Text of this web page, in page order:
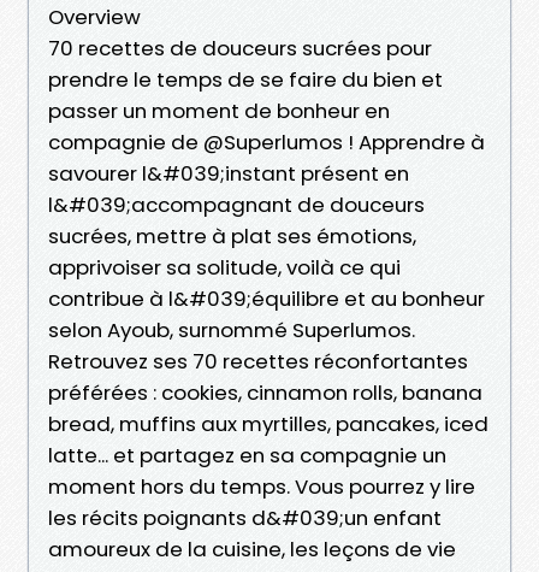
Overview
70 recettes de douceurs sucrées pour
prendre le temps de se faire du bien et
passer un moment de bonheur en
compagnie de @Superlumos ! Apprendre à
savourer l&#039;instant présent en
l&#039;accompagnant de douceurs
sucrées, mettre à plat ses émotions,
apprivoiser sa solitude, voilà ce qui
contribue à l&#039;équilibre et au bonheur
selon Ayoub, surnommé Superlumos.
Retrouvez ses 70 recettes réconfortantes
préférées : cookies, cinnamon rolls, banana
bread, muffins aux myrtilles, pancakes, iced
latte... et partagez en sa compagnie un
moment hors du temps. Vous pourrez y lire
les récits poignants d&#039;un enfant
amoureux de la cuisine, les leçons de vie